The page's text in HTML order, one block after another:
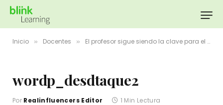
Inicio » Docentes » El profesor sigue siendo la clave para el éxito de cualquier proyecto digital
wordp_desdtaque2
Por Realinfluencers Editor 1 Min Lectura